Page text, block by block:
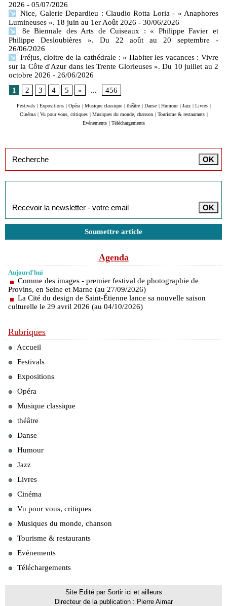
2026 - 05/07/2026
Nice, Galerie Depardieu : Claudio Rotta Loria - « Anaphores
Lumineuses ». 18 juin au 1er Août 2026 - 30/06/2026
8e Biennale des Arts de Cuiseaux : « Philippe Favier et
Philippe Desloubières ». Du 22 août au 20 septembre
-
26/06/2026
Fréjus, cloitre de la cathédrale : « Habiter les vacances : Vivre
sur la Côte d'Azur dans les Trente Glorieuses ». Du 10 juillet au 2
octobre 2026 - 26/06/2026
1
2 3 4 5 » ... 456
Festivals Expositions Opéra Musique classique théâtre Danse Humour Jazz Livres
Cinéma
Vu pour vous, critiques Musiques du monde, chanson Tourisme & restaurants
Evénements
Téléchargements
Soumettre article
Agenda
Aujourd'hui
Comme des images - premier festival de photographie de
Provins, en Seine et Marne (au 27/09/2026)
La Cité du design de Saint-Étienne lance sa nouvelle saison
culturelle le 29 avril 2026 (au 04/10/2026)
Rubriques
Accueil
Festivals
Expositions
Opéra
Musique classique
théâtre
Danse
Humour
Jazz
Livres
Cinéma
Vu pour vous, critiques
Musiques du monde, chanson
Tourisme & restaurants
Evénements
Téléchargements
Site Edité par Sortir ici et ailleurs
Directeur de la publication : Pierre Aimar